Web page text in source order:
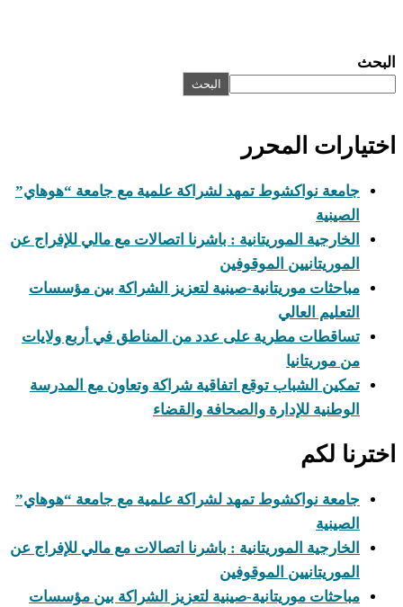
البحث
المحرر
جامعة نواكشوط تمهد لشراكة علمية مع جامعة “هوهاي”
الصينية
الخارجية الموريتانية : باشرنا اتصالات مع مالي للإفراج عن
الموريتانيين الموقوفين
مباحثات موريتانية-صينية لتعزيز الشراكة بين مؤسسات
التعليم العالي
تساقطات مطرية على عدد من المناطق في أربع ولايات
من موريتانيا
تمكين الشباب توقع اتفاقية شراكة وتعاون مع المدرسة
الوطنية للإدارة والصحافة والقضاء
لكم
جامعة نواكشوط تمهد لشراكة علمية مع جامعة “هوهاي”
الصينية
الخارجية الموريتانية : باشرنا اتصالات مع مالي للإفراج عن
الموريتانيين الموقوفين
مباحثات موريتانية-صينية لتعزيز الشراكة بين مؤسسات